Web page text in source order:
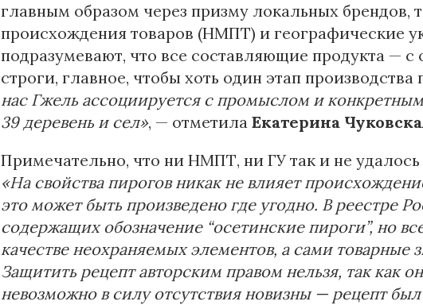
главным образом через призму локальных брендов,
происхождения товаров (НМПТ) и географические
подразумевают, что все составляющие продукта —
строги, главное, чтобы хоть один этап
нас Гжель ассоциируется с промыслом и конкретным
39 деревень и сел», — отметилаЕкатерина
Примечательно, что ни НМПТ, ни ГУ так и не
«На свойства пирогов никак не влияет
это может быть произведено где угодно. В реестре
содержащих обозначение “осетинские пироги”, но
качестве неохраняемых элементов, а сами товарные
Защитить рецепт авторским правом нельзя, так как
невозможно в силу отсутствия новизны — рецепт